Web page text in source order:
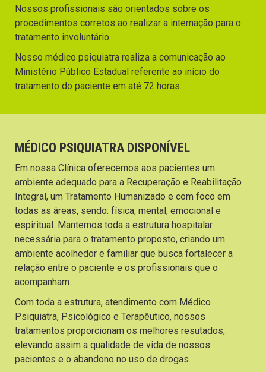
Nossos profissionais são orientados sobre os
procedimentos corretos ao realizar a internação para o
tratamento involuntário.
Nosso médico psiquiatra realiza a comunicação ao
Ministério Público Estadual referente ao início do
tratamento do paciente em até 72 horas.
MÉDICO PSIQUIATRA DISPONÍVEL
Em nossa Clínica oferecemos aos pacientes um
ambiente adequado para a Recuperação e Reabilitação
Integral, um Tratamento Humanizado e com foco em
todas as áreas, sendo: física, mental, emocional e
espiritual. Mantemos toda a estrutura hospitalar
necessária para o tratamento proposto, criando um
ambiente acolhedor e familiar que busca fortalecer a
relação entre o paciente e os profissionais que o
acompanham.
Com toda a estrutura, atendimento com Médico
Psiquiatra, Psicológico e Terapêutico, nossos
tratamentos proporcionam os melhores resutados,
elevando assim a qualidade de vida de nossos
pacientes e o abandono no uso de drogas.